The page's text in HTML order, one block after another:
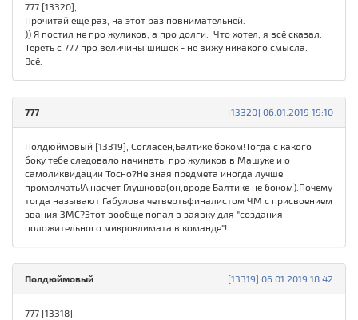
777 [13320],
Прочитай ещё раз, на этот раз повнимательней.
)) Я постил не про жуликов, а про долги. Что хотел, я всё сказал.
Тереть с 777 про величины шишек - не вижу никакого смысла.
Всё.
[13320] 06.01.2019 19:10
777
Полдюймовый [13319], Согласен,Балтике боком!Тогда с какого
боку тебе следовало начинать про жуликов в Машуке и о
самоликвидации Тосно?Не зная предмета иногда лучше
промолчать!А насчет Глушкова(он,вроде Балтике не боком).Почему
тогда называют Габулова четвертьфиналистом ЧМ с присвоением
звания ЗМС?Этот вообще попал в заявку для "создания
положительного микроклимата в команде"!
[13319] 06.01.2019 18:42
Полдюймовый
777 [13318],